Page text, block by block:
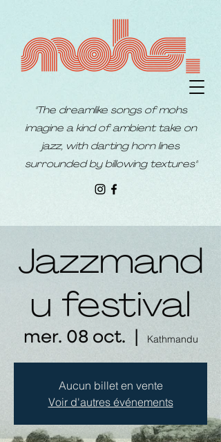
"The dreamlike songs of mohs
imagine a kind of ambient take on
jazz, with darting horn lines
surrounded by billowing textures"
Jazzmand
u festival
mer. 08 oct. Kathmandu
Aucun billet en vente
Voir d'autres événements